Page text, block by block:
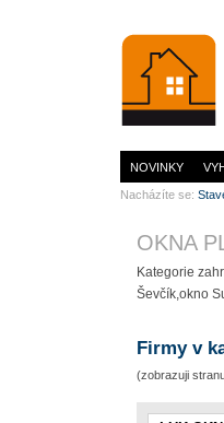
OKNA
Kategorie
Ševčík,okno
Firmy v
(zobrazuji
NOVINKY
Nacházíte se: